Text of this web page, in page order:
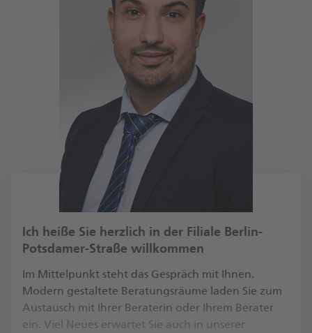
Ich heiße Sie herzlich in der Filiale Berlin-
Potsdamer-Straße willkommen
Im Mittelpunkt steht das Gespräch mit Ihnen.
Modern gestaltete Beratungsräume laden Sie zum
Austausch mit Ihrer Beraterin oder Ihrem Berater
ein. Viel Neues erwartet Sie auch in unserer